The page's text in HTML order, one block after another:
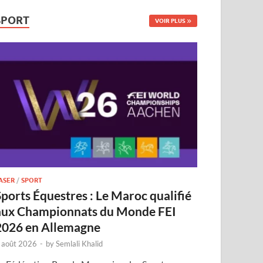
VOIR PLUS
/SPORT
Équestres : Le Maroc qualifié
Championnats du Monde FEI
en Allemagne
2026 - bySemlali Khalid